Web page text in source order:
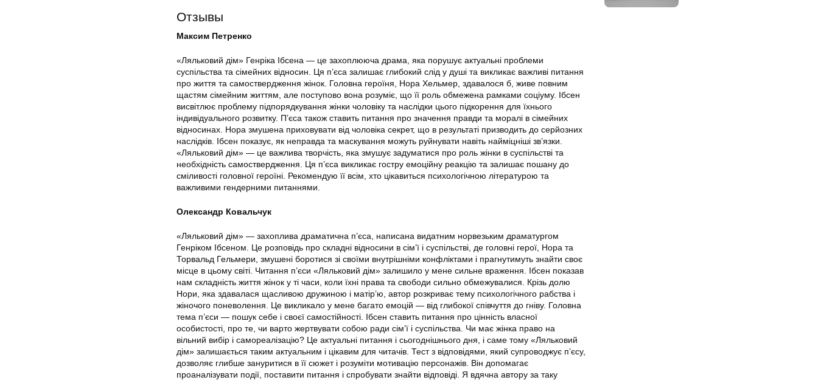
Отзывы
Максим Петренко
«Ляльковий дім» Генріка Ібсена — це захоплююча драма, яка порушує актуальні проблеми
суспільства та сімейних відносин. Ця п’єса залишає глибокий слід у душі та викликає важливі питання
про життя та самоствердження жінок. Головна героїня, Нора Хельмер, здавалося б, живе повним
щастям сімейним життям, але поступово вона розуміє, що її роль обмежена рамками соціуму. Ібсен
висвітлює проблему підпорядкування жінки чоловіку та наслідки цього підкорення для їхнього
індивідуального розвитку. П’єса також ставить питання про значення правди та моралі в сімейних
відносинах. Нора змушена приховувати від чоловіка секрет, що в результаті призводить до серйозних
наслідків. Ібсен показує, як неправда та маскування можуть руйнувати навіть найміцніші зв’язки.
«Ляльковий дім» — це важлива творчість, яка змушує задуматися про роль жінки в суспільстві та
необхідність самоствердження. Ця п’єса викликає гостру емоційну реакцію та залишає пошану до
сміливості головної героїні. Рекомендую її всім, хто цікавиться психологічною літературою та
важливими гендерними питаннями.
Олександр Ковальчук
«Ляльковий дім» — захоплива драматична п’єса, написана видатним норвезьким драматургом
Генріком Ібсеном. Це розповідь про складні відносини в сім’ї і суспільстві, де головні герої, Нора та
Торвальд Гельмери, змушені боротися зі своїми внутрішніми конфліктами і прагнутимуть знайти своє
місце в цьому світі. Читання п’єси «Ляльковий дім» залишило у мене сильне враження. Ібсен показав
нам складність життя жінок у ті часи, коли їхні права та свободи сильно обмежувалися. Крізь долю
Нори, яка здавалася щасливою дружиною і матір’ю, автор розкриває тему психологічного рабства і
жіночого поневолення. Це викликало у мене багато емоцій — від глибокої співчуття до гніву. Головна
тема п’єси — пошук себе і своєї самостійності. Ібсен ставить питання про цінність власної
особистості, про те, чи варто жертвувати собою ради сім’ї і суспільства. Чи має жінка право на
вільний вибір і самореалізацію? Це актуальні питання і сьогоднішнього дня, і саме тому «Ляльковий
дім» залишається таким актуальним і цікавим для читачів. Тест з відповідями, який супроводжує п’єсу,
дозволяє глибше зануритися в її сюжет і розуміти мотивацію персонажів. Він допомагає
проаналізувати події, поставити питання і спробувати знайти відповіді. Я вдячна автору за таку